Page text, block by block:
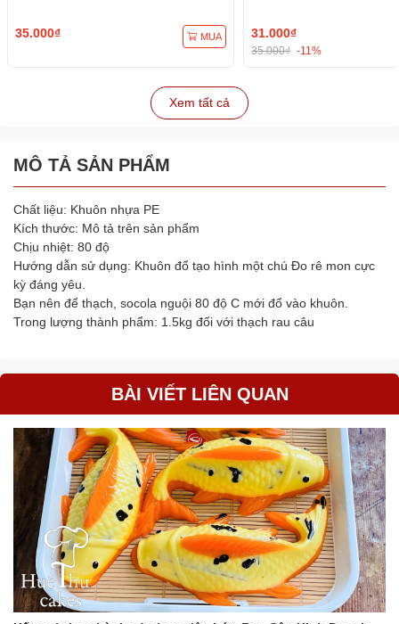
35.000₫ MUA 31.000₫
35.000₫ -11%
Xem tất cả
MÔ TẢ SẢN PHẨM
Chất liệu: Khuôn nhựa PE
Kích thước: Mô tả trên sản phẩm
Chịu nhiệt: 80 độ
Hướng dẫn sử dụng: Khuôn đổ tạo hình một chú Đo rê mon cực
kỳ đáng yêu.
Bạn nên để thạch, socola nguội 80 độ C mới đổ vào khuôn.
Trong lượng thành phẩm: 1.5kg đối với thạch rau câu
BÀI VIẾT LIÊN QUAN